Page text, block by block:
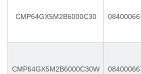
CMP64GX5M2B6000C30
CMP64GX5M2B6000C30W